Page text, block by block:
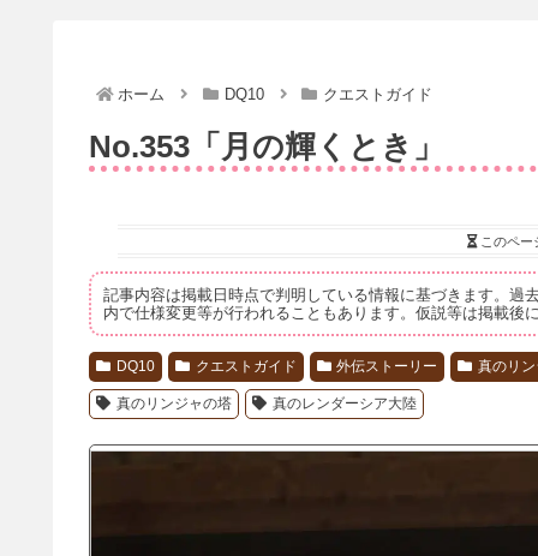
ホーム DQ10 クエストガイド
No.353「月の輝くとき」
このペー
記事内容は掲載日時点で判明している情報に基づきます。過
内で仕様変更等が行われることもあります。仮説等は掲載後
DQ10 クエストガイド 外伝ストーリー 真のリ
真のリンジャの塔 真のレンダーシア大陸